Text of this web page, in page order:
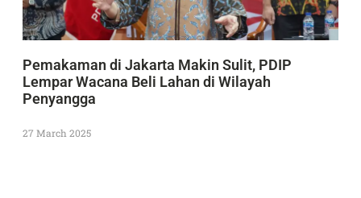
Pemakaman di Jakarta Makin Sulit, PDIP
Lempar Wacana Beli Lahan di Wilayah
Penyangga
27 March 2025